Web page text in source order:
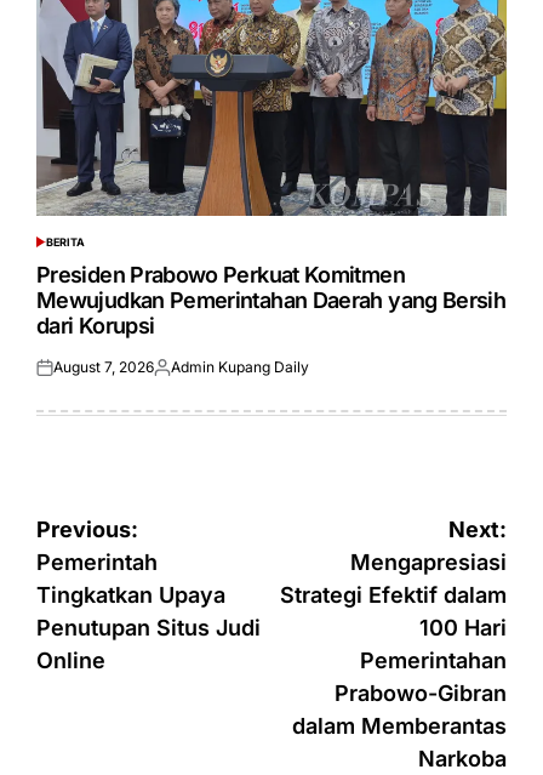
POSTED
IN
BERITA
Presiden Prabowo Perkuat Komitmen
Mewujudkan Pemerintahan Daerah yang Bersih
dari Korupsi
Posted
August 7, 2026Posted
Admin Kupang Daily
Post
navigation
Previous:
Pemerintah
Tingkatkan Upaya
Penutupan Situs Judi
Online
Next:
Mengapresiasi
Strategi Efektif dalam
100 Hari
Pemerintahan
Prabowo-Gibran
dalam Memberantas
Narkoba